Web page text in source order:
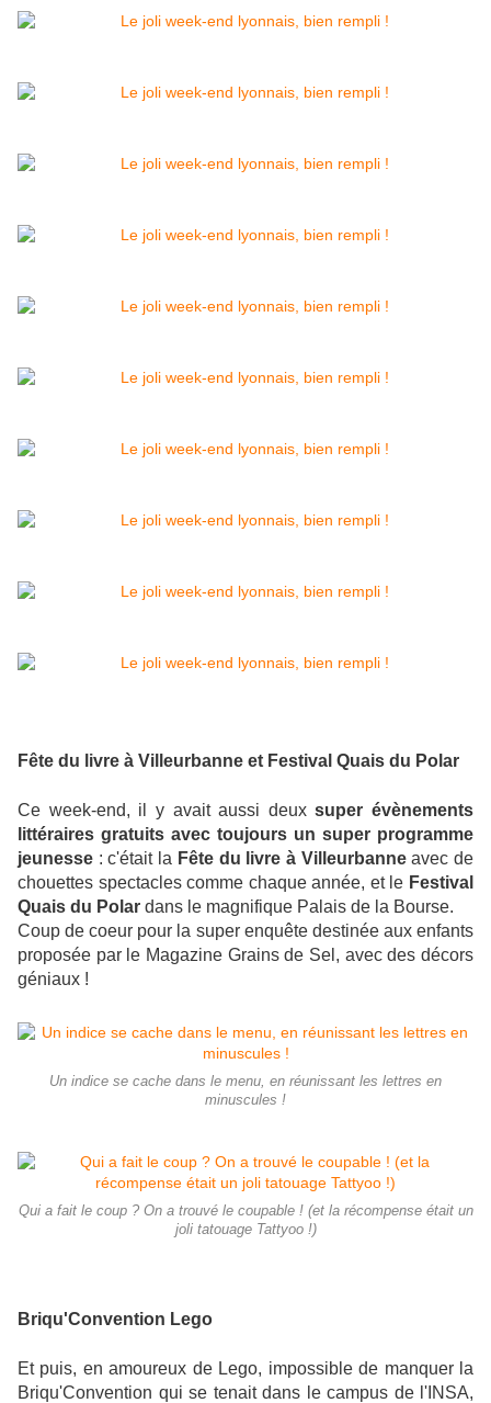
Fête du livre à Villeurbanne et Festival Quais du Polar
Ce week-end, il y avait aussi deuxsuper évènements
littéraires gratuits avec toujours un super programme
jeunesse : c'était la Fête du livre à Villeurbanneavec de
chouettes spectacles comme chaque année, et le Festival
Quais du Polar dans le magnifique Palais de la Bourse.
Coup de coeur pour la super enquête destinée aux enfants
proposée par le Magazine Grains de Sel, avec des décors
géniaux !
Un indice se cache dans le menu, en réunissant les lettres en
minuscules !
Qui a fait le coup ? On a trouvé le coupable ! (et la récompense était un
joli tatouage Tattyoo !)
Briqu'Convention Lego
Et puis, en amoureux de Lego, impossible de manquer la
Briqu'Convention qui se tenait dans le campus de l'INSA,